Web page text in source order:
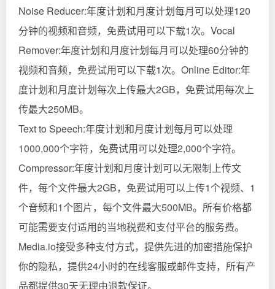
Noise Reducer:年度计划和月度计划每月可以处理120
分钟的视频和音频，免费试用可以下载1次。Vocal
Remover:年度计划和月度计划每月可以处理60分钟的
视频和音频，免费试用可以下载1次。Online Editor:年
度计划和月度计划每次上传最大2GB，免费试用每次上
传最大250MB。
Text to Speech:年度计划和月度计划每月可以处理
1000,000个字符，免费试用可以处理2,000个字符。
Compressor:年度计划和月度计划可以无限制上传文
件，每个文件最大2GB，免费试用可以上传1个视频、1
个音频和1个图片，每个文件最大500MB。所有价格都
可能需要支付适用的当地税费和支付平台的服务费。
Media.io接受多种支付方式，提供先进的加密措施保护
你的隐私，提供24小时的在线客服或邮件支持，所有产
品都提供30天无理由退款保证。